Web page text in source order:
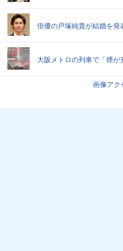
俳優の戸塚純貴が結婚を発
大阪メトロの列車で「煙が
画像アク